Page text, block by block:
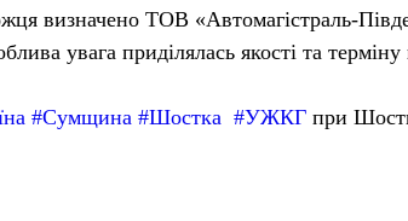
визначено ТОВ «Автомагістраль-
увага приділялась якості та
#Сумщина #Шостка #УЖКГ при